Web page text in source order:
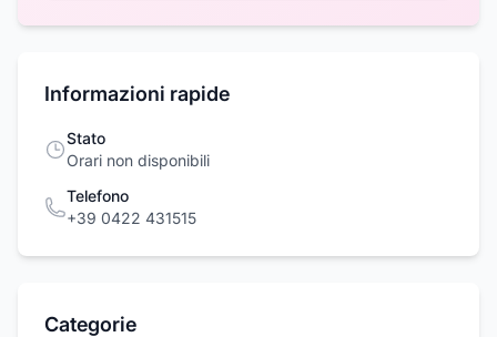
Informazioni rapide
Stato
Orari non disponibili
Telefono
+39 0422 431515
Categorie